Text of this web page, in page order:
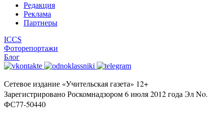
Редакция
Реклама
Партнеры
ICCS
Фоторепортажи
Блог
Сетевое издание «Учительская газета» 12+
Зарегистрировано Роскомнадзором 6 июля 2012 года Эл No.
ФС77-50440